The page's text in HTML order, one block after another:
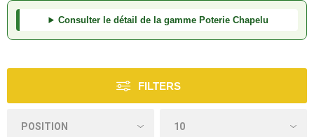
Consulter le détail de la gamme Poterie Chapelu
FILTERS